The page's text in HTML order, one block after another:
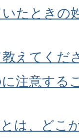
たときの
えてくだ
注意する
は、どこ